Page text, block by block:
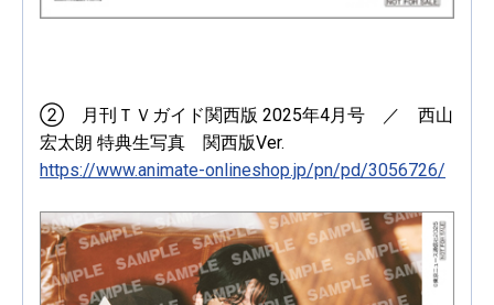
② 月刊ＴＶガイド関西版 2025年4月号 ／ 西山
宏太朗 特典生写真 関西版Ver.
https://www.animate-onlineshop.jp/pn/pd/3056726/